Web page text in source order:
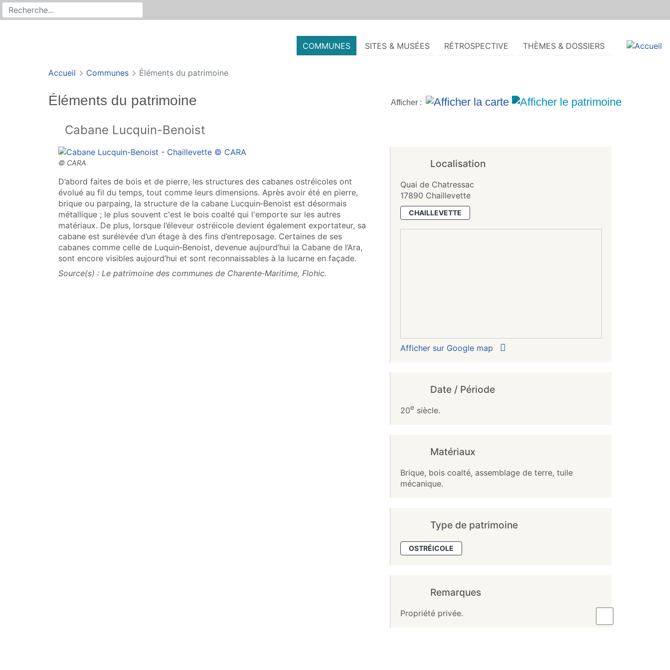
Recherche sur le site
Rechercher
COMMUNES SITES & MUSÉES RÉTROSPECTIVE THÈMES & DOSSIERS
Accueil Communes Éléments du patrimoine
Afficher :
Éléments du patrimoine
Cabane Lucquin-Benoist
D’abord faites de bois et de pierre, les structures des cabanes ostréicoles ont
évolué au fil du temps, tout comme leurs dimensions. Après avoir été en pierre,
brique ou parpaing, la structure de la cabane Lucquin‑Benoist est désormais
métallique ; le plus souvent c'est le bois coalté qui l'emporte sur les autres
matériaux. De plus, lorsque l’éleveur ostréicole devient également exportateur, sa
cabane est surélevée d’un étage à des fins d’entreposage. Certaines de ses
cabanes comme celle de Luquin‑Benoist, devenue aujourd’hui la Cabane de l’Ara,
sont encore visibles aujourd’hui et sont reconnaissables à la lucarne en façade.
Source(s) : Le patrimoine des communes de Charente‑Maritime, Flohic.
Localisation
Quai de Chatressac
17890 Chaillevette
CHAILLEVETTE
Afficher sur Google map
Date / Période
20e siècle.
Matériaux
Brique, bois coalté, assemblage de terre, tuile
mécanique.
Type de patrimoine
OSTRÉICOLE
Remarques
Propriété privée.